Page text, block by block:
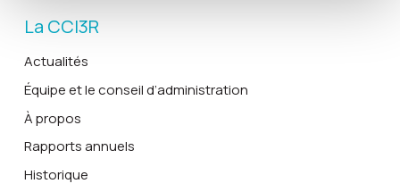
La CCI3R
Actualités
Équipe et le conseil d’administration
À propos
Rapports annuels
Historique